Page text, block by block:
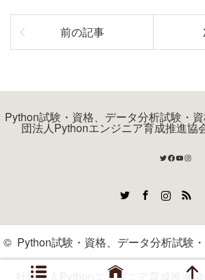
前の記事
Python試験・資格、データ分析試験・
団法人Pythonエンジニア育成推進協
Twitter
Facebook
YouTube
RSS
© Python試験・資格、データ分析試験
社団法人Pythonエンジニア育成推進